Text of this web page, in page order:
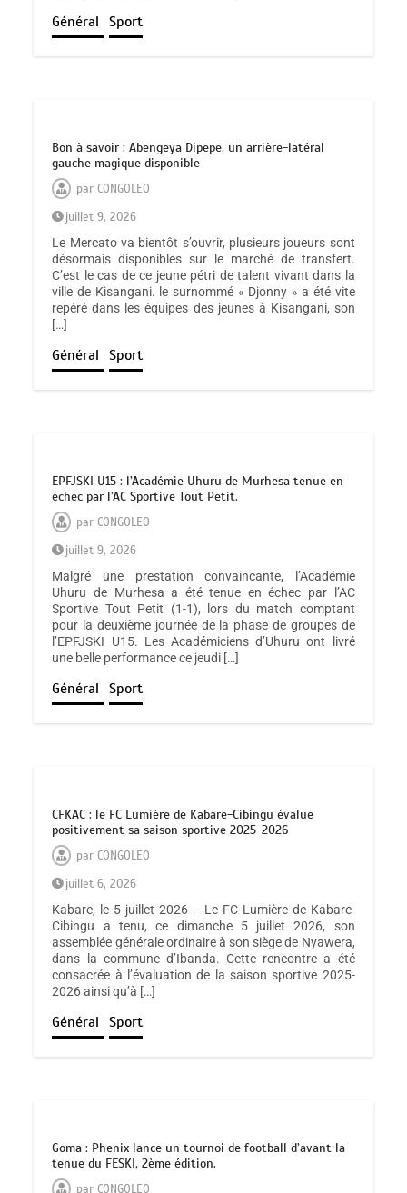
Général Sport
Bon à savoir : Abengeya Dipepe, un arrière-latéral
gauche magique disponible
parCONGOLEO
juillet 9, 2026
Le Mercato va bientôt s’ouvrir, plusieurs joueurs sont
désormais disponibles sur le marché de transfert.
C’est le cas de ce jeune pétri de talent vivant dans la
ville de Kisangani. le surnommé « Djonny » a été vite
repéré dans les équipes des jeunes à Kisangani, son
[…]
Général Sport
EPFJSKI U15 : l’Académie Uhuru de Murhesa tenue en
échec par l’AC Sportive Tout Petit.
parCONGOLEO
juillet 9, 2026
Malgré une prestation convaincante, l’Académie
Uhuru de Murhesa a été tenue en échec par l’AC
Sportive Tout Petit (1-1), lors du match comptant
pour la deuxième journée de la phase de groupes de
l’EPFJSKI U15. Les Académiciens d’Uhuru ont livré
une belle performance ce jeudi […]
Général Sport
CFKAC : le FC Lumière de Kabare-Cibingu évalue
positivement sa saison sportive 2025-2026
parCONGOLEO
juillet 6, 2026
Kabare, le 5 juillet 2026 – Le FC Lumière de Kabare-
Cibingu a tenu, ce dimanche 5 juillet 2026, son
assemblée générale ordinaire à son siège de Nyawera,
dans la commune d’Ibanda. Cette rencontre a été
consacrée à l’évaluation de la saison sportive 2025-
2026 ainsi qu’à […]
Général Sport
Goma : Phenix lance un tournoi de football d’avant la
tenue du FESKI, 2ème édition.
parCONGOLEO